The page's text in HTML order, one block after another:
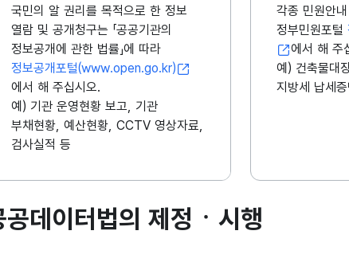
국민의 알 권리를 목적으로 한 정보
열람 및 공개청구는 「공공기관의
정보공개에 관한 법률」에 따라
정보공개포털(www.open.go.kr)
에서 해 주십시오.
예) 기관 운영현황 보고, 기관
부채현황, 예산현황, CCTV 영상자료,
검사실적 등
각종 민원안
정부민원포털
에서 해 주
예) 건축물대
지방세 납세
공데이터법의 제정ㆍ시행